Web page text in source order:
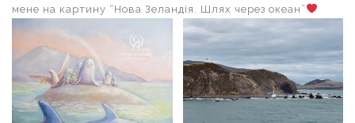
мене на картину “Нова Зеландія. Шлях через океан”